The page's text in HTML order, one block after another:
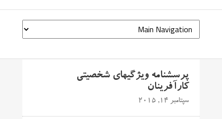
پرسشنامه ویژگیهای شخصیتی
کارآفرینان
سپتامبر 14, 2015